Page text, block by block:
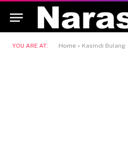
YOU ARE AT: Home » Kasmdi Bulang